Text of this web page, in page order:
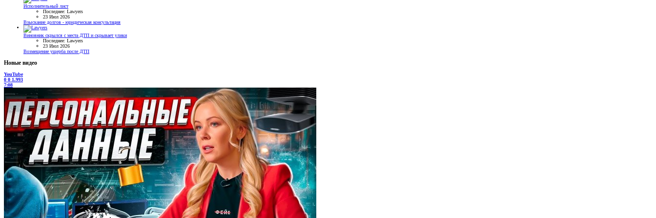
Исполнительный лист
Последнее: Lawyers
23 Июл 2026
Взыскание долгов - юридическая консультация
Виновник скрылся с места ДТП и скрывает улики
Последнее: Lawyers
23 Июл 2026
Возмещение ущерба после ДТП
Новые видео
YouTube
0 0 1.993
7:08